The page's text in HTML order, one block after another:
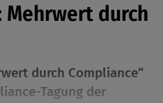
Mehrwert durch
durch Compliance“
Tagung der